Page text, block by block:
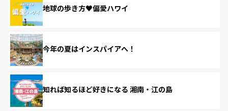
地球の歩き方♥偏愛ハワイ
今年の夏はインスパイアへ！
知れば知るほど好きになる 湘南・江の島